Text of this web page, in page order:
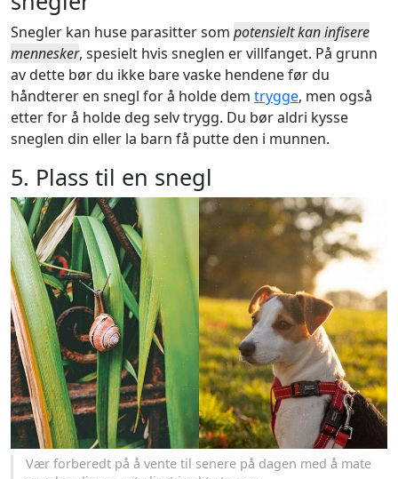
Snegler kan huse parasitter som potensielt kan infisere
mennesker, spesielt hvis sneglen er villfanget. På grunn
av dette bør du ikke bare vaske hendene før du
håndterer en snegl for å holde dem trygge, men også
etter for å holde deg selv trygg. Du bør aldri kysse
sneglen din eller la barn få putte den i munnen.
5. Plass til en snegl
Vær forberedt på å vente til senere på dagen med å mate